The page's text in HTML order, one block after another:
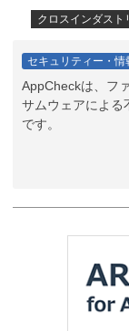
クロスインダスト
セキュリティー・情
AppCheckは、フ
サムウェアによる
です。